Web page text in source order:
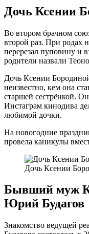
Дочь Ксении
Во втором брачном
второй раз. При родах
перерезал пуповину и
родители назвали
Дочь Ксении
неизвестно, кем она
старшей сестрёнкой.
Инстаграм кинодива
любимой дочки.
На новогодние
провела каникулы
Дочь Ксении
Бывший муж
Юрий Будагов
Знакомство ведущей